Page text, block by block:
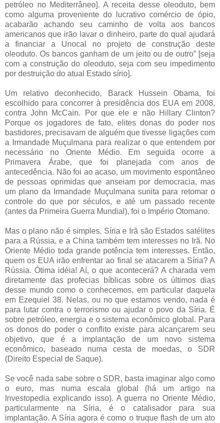
petróleo no Mediterrâneo]. A receita desse oleoduto, bem
como alguma proveniente do lucrativo comércio de ópio,
acabarão achando seu caminho de volta aos bancos
americanos que irão lavar o dinheiro, parte do qual ajudará
a financiar a Unocal no projeto de construção deste
oleoduto. Os bancos ganham de um jeito ou de outro” [seja
com a construção do oleoduto, seja com seu impedimento
por destruição do atual Estado sírio].
Um relativo deconhecido, Barack Hussein Obama, foi
escolhido para concorrer à presidência dos EUA em 2008,
contra John McCain. Por que ele e não Hillary Clinton?
Porque os jogadores de fato, elites donas do poder nos
bastidores, precisavam de alguém que tivesse ligações com
a Irmandade Muçulmana para realizar o que entendem por
necessário no Oriente Médio. Em seguida ocorre a
Primavera Árabe, que foi planejada com anos de
antecedência. Não foi ao acaso, um movimento espontâneo
de pessoas oprimidas que anseiam por democracia, mas
um plano da Irmandade Muçulmana sunita para retomar o
controle do que por séculos, e até um passado recente
(antes da Primeira Guerra Mundial), foi o Império Otomano.
Mas o plano não é simples. Síria e Irã são Estados satélites
para a Rússia, e a China também tem interesses no Irã. No
Oriente Médio toda grande potência tem interesses. Então,
quem os EUA irão enfrentar ao final se atacarem a Síria? A
Rússia. Ótima idéia! Aí, o que acontecerá? A charada vem
diretamente das profecias bíblicas sobre os últimos dias
desse mundo como o conhecemos, em particular daquela
em Ezequiel 38. Nelas, ou no que estamos vendo, nada é
para lutar contra o terrorismo ou ajudar o povo da Síria. É
sobre petróleo, energia e o sistema econômico global. Para
os donos do poder o conflito existe para alcançarem seu
objetivo, que é a implantação de um novo sistema
econômico, baseado numa cesta de moedas, o SDR
(Direito Especial de Saque).
Se você nada sabe sobre o SDR, basta imaginar algo como
o euro, mas numa escala global (há um artigo na
Investopedia explicando isso). A guerra no Oriente Médio,
particularmente na Síria, é o catalisador para sua
implantação. A Síria agora é como o truque flash de um ato